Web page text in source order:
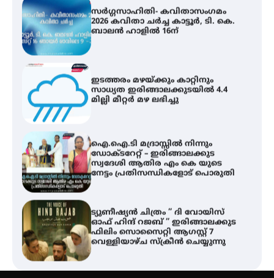
സർഗ്ഗസാഹിതി- കവിതാസംഗമം
2026 കവിതാ ചർച്ച കാട്ടൂർ, ടി. കെ.
ബാലൻ ഹാളിൽ 16ന്
ഇടത്തരം മഴയ്ക്കും കാറ്റിനും
സാധ്യത ഇരിങ്ങാലക്കുടയിൽ 4.4
മില്ലി മീറ്റർ മഴ ലഭിച്ചു
ഐ.ഐ.ടി മദ്രാസ്സിൽ നിന്നും
ഡോക്ടറേറ്റ് – ഇരിങ്ങാലക്കുട
സ്വദേശി ആതിര എം കെ യുടെ
നേട്ടം പ്രതിസന്ധികളോട് പൊരുതി
ട്യുണീഷ്യൻ ചിത്രം ” ദി വോയിസ്
ഓഫ് ഹിന്ദ് റജബ് ” ഇരിങ്ങാലക്കുട
ഫിലിം സൊസൈറ്റി ആഗസ്റ്റ് 7
വെള്ളിയാഴ്ച സ്‌ക്രീൻ ചെയ്യുന്നു